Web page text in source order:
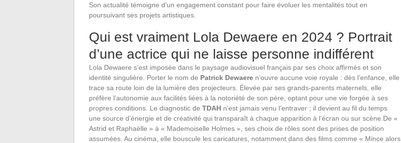
Son actualité témoigne d’un engagement constant pour faire évoluer les mentalités tout en
poursuivant ses projets artistiques.
Qui est vraiment Lola Dewaere en 2024 ? Portrait
d’une actrice qui ne laisse personne indifférent
Lola Dewaere s’est imposée dans le paysage audiovisuel français par ses choix affirmés et son
identité singulière. Porter le nom de Patrick Dewaere n’ouvre aucune voie royale : dès l’enfance, elle
trace sa route loin de la lumière des projecteurs. Élevée par ses grands-parents maternels, elle
préfère l’autonomie aux facilités liées à la notoriété de son père, optant pour une vie forgée à ses
propres conditions. Le diagnostic de TDAH n’est jamais venu l’entraver ; il devient au fil du temps
une source d’énergie et de créativité qui transparaît à chaque apparition à l’écran ou sur scène.De «
Astrid et Raphaëlle » à « Mademoiselle Holmes », ses choix de rôles sont des prises de position
assumées. Au cinéma, elle bouscule les caricatures, notamment dans des films comme « Mince alors